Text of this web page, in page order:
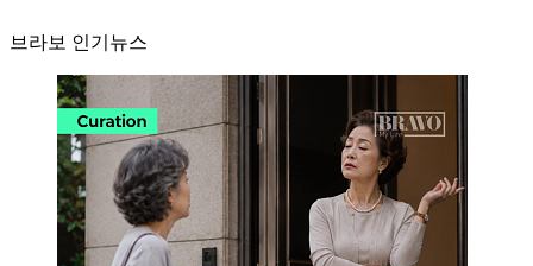
브라보 인기뉴스